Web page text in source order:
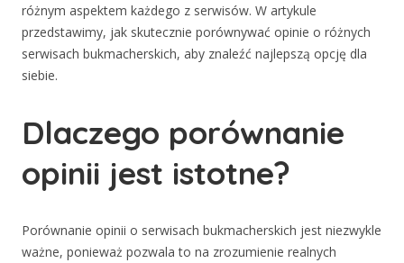
różnym aspektem każdego z serwisów. W artykule
przedstawimy, jak skutecznie porównywać opinie o różnych
serwisach bukmacherskich, aby znaleźć najlepszą opcję dla
siebie.
Dlaczego porównanie
opinii jest istotne?
Porównanie opinii o serwisach bukmacherskich jest niezwykle
ważne, ponieważ pozwala to na zrozumienie realnych